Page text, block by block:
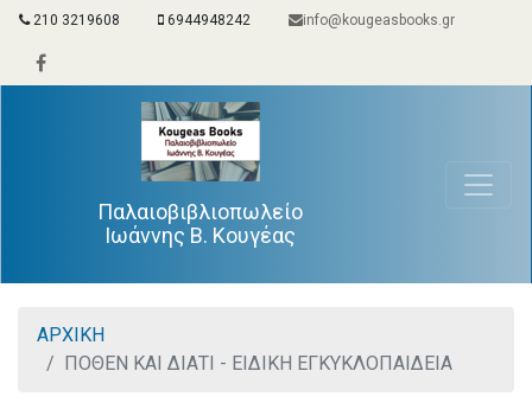
210 3219608 6944948242 info@kougeasbooks.gr
Παλαιοβιβλιοπωλείο
Ιωάννης Β. Κουγέας
ΑΡΧΙΚΗ
ΠΟΘΕΝ ΚΑΙ ΔΙΑΤΙ - ΕΙΔΙΚΗ ΕΓΚΥΚΛΟΠΑΙΔΕΙΑ